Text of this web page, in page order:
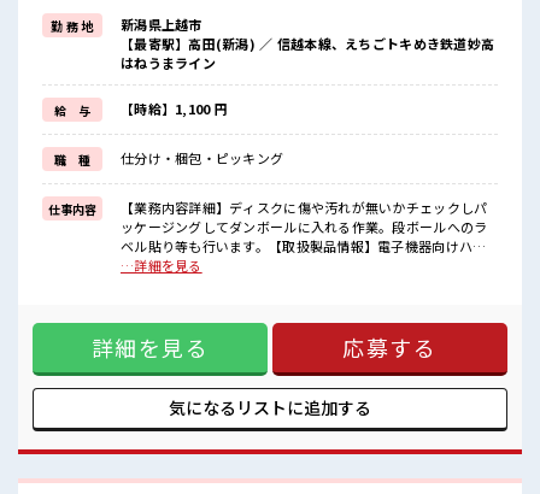
制服があるので、
毎日の服装の悩み解消♪
≪未経験OKの仕事≫
新しいことにチャレンジするのは不安だけど、
しっかり働く環境が整っています！
イチからスキルUP・ステップUP目指していきましょう！
≪様々なお仕事をご提案≫
一人で悩まず気軽に相談できる、
派遣のお仕事です！
■職場の雰囲気
休憩室完備でランチや休憩も充実しそう♪
職場にはロッカー完備！
私物の置きすぎには注意が必要ですね★
勤 務 地
新潟県上越市
【最寄駅】高田(新潟) ／ 信越本線、えちごトキめき鉄道妙高
はねうまライン
給 与 【時給】1,100 円
職 種 仕分け・梱包・ピッキング
仕事内容
【業務内容詳細】ディスクに傷や汚れが無いかチェックしパ
ッケージングしてダンボールに入れる作業。段ボールへのラ
ベル貼り等も行います。【取扱製品情報】電子機器向けハー
ドディスク、基板 ■お仕事PR ≪無理なくお給料に残業代を上
未経験OKの仕事≫ 新しいことにチャレンジするのは不安だけ
ど、 しっかり働く環境が整っています！ イチからスキルUP・
ステップUP目指していきましょう！ ≪様々なお仕事をご提案
≫ 一人で悩まず気軽に相談できる、 派遣のお仕事です！ ■職
場の雰囲気 休憩室完備でランチや休憩も充実しそう♪ 職場に
はロッカー完備！ 私物の置きすぎには注意が必要ですね★ 程
…詳細を見る
詳細を見る 応募する
気になるリストに追加する